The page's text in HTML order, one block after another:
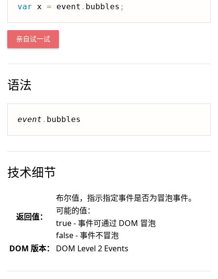
var x = event . bubbles ;
亲自试一试
语法
event .
技术细节
返回值：
布尔值，指示指定事件是否为冒泡事件。
可能的值：
true - 事件可通过 DOM 冒泡
false - 事件不冒泡
DOM 版本：
DOM Level 2 Events